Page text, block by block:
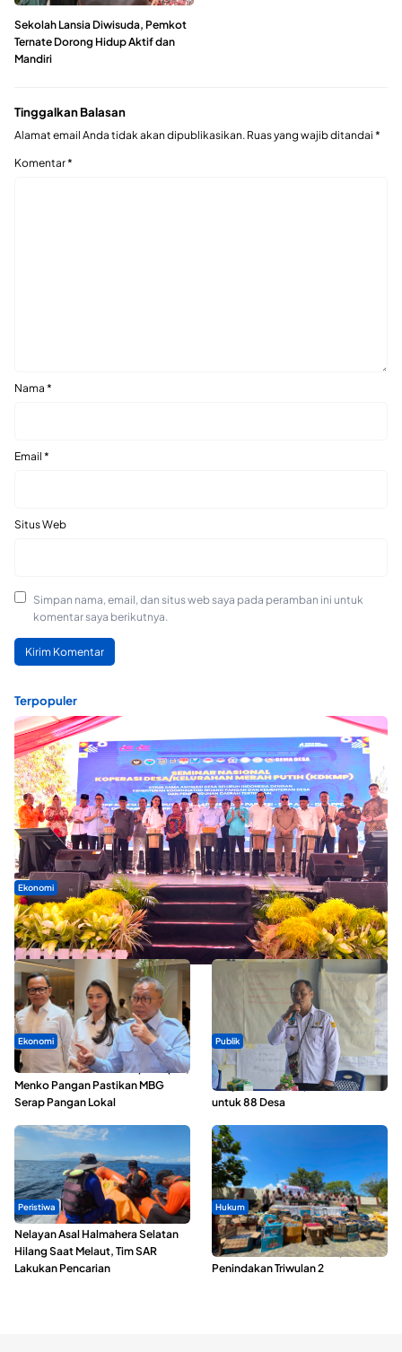
Sekolah Lansia Diwisuda, Pemkot
Ternate Dorong Hidup Aktif dan
Mandiri
Tinggalkan Balasan
Alamat email Anda tidak akan dipublikasikan. Ruas yang wajib ditandai *
Komentar*
Nama *
Email *
Situs Web
Simpan nama, email, dan situs web saya pada peramban ini untuk
komentar saya berikutnya.
Terpopuler
Ekonomi
Seminar di Ternate, Mendes Perkuat Sinergi Percepatan
Kopdes Merah Putih
Ekonomi
SPPG di Maluku Utara Dipercepat,
Menko Pangan Pastikan MBG
Serap Pangan Lokal
Publik
ABDESI Morotai Apresiasi
Penyaluran ADD Rp3,13 Miliar
untuk 88 Desa
Peristiwa
Nelayan Asal Halmahera Selatan
Hilang Saat Melaut, Tim SAR
Lakukan Pencarian
Hukum
Polda Maluku Utara Musnahkan
Ribuan Liter Miras Hasil Operasi
Penindakan Triwulan 2